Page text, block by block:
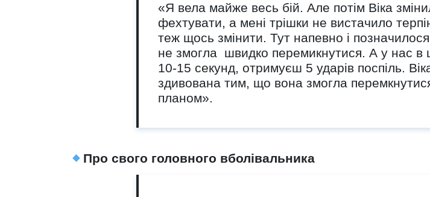
«Я вела майже весь бій. Але потім Віка
фехтувати, а мені трішки не вистачило
теж щось змінити. Тут напевно і
не змогла швидко перемикнутися. А у нас в
10-15 секунд, отримуєш 5 ударів поспіль.
здивована тим, що вона змогла
планом».
Про свого головного вболівальника